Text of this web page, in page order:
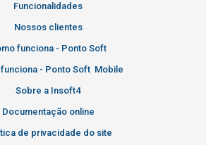
Funcionalidades
Nossos clientes
funciona - Ponto Soft
funciona - Ponto Soft Mobile
Sobre a Insoft4
Documentação online
de privacidade do site